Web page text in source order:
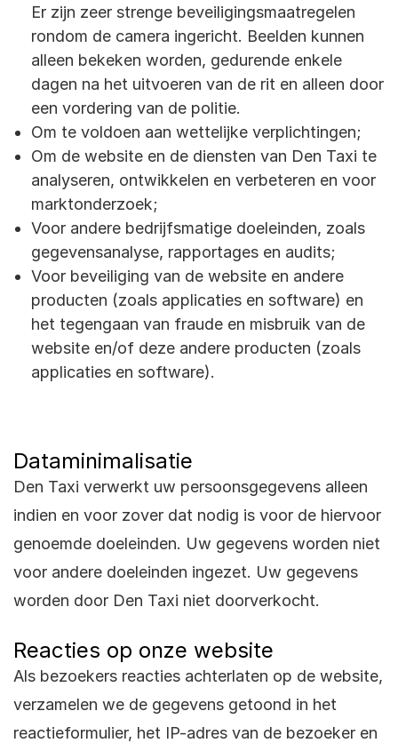
Er zijn zeer strenge beveiligingsmaatregelen
rondom de camera ingericht. Beelden kunnen
alleen bekeken worden, gedurende enkele
dagen na het uitvoeren van de rit en alleen door
een vordering van de politie.
Om te voldoen aan wettelijke verplichtingen;
Om de website en de diensten van Den Taxi te
analyseren, ontwikkelen en verbeteren en voor
marktonderzoek;
Voor andere bedrijfsmatige doeleinden, zoals
gegevensanalyse, rapportages en audits;
Voor beveiliging van de website en andere
producten (zoals applicaties en software) en
het tegengaan van fraude en misbruik van de
website en/of deze andere producten (zoals
applicaties en software).
Dataminimalisatie
Den Taxi verwerkt uw persoonsgegevens alleen
indien en voor zover dat nodig is voor de hiervoor
genoemde doeleinden. Uw gegevens worden niet
voor andere doeleinden ingezet. Uw gegevens
worden door Den Taxi niet doorverkocht.
Reacties op onze website
Als bezoekers reacties achterlaten op de website,
verzamelen we de gegevens getoond in het
reactieformulier, het IP-adres van de bezoeker en